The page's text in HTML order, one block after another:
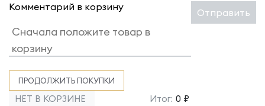
Комментарий в корзину Отправить
ПРОДОЛЖИТЬ ПОКУПКИ
НЕТ В КОРЗИНЕ Итог: 0 ₽